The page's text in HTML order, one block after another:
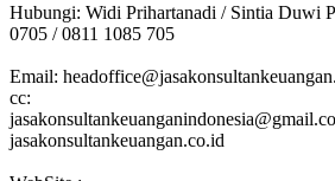
Hubungi: Widi Prihartanadi / Sintia Duwi
0705 / 0811 1085 705
Email:
cc:
jasakonsultankeuangan.co.id